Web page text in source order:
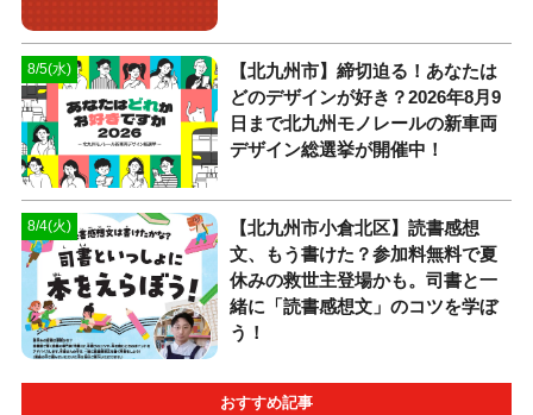
8/5(水)
【北九州市】締切迫る！あなたは
どのデザインが好き？2026年8月9
日まで北九州モノレールの新車両
デザイン総選挙が開催中！
8/4(火)
【北九州市小倉北区】読書感想
文、もう書けた？参加料無料で夏
休みの救世主登場かも。司書と一
緒に「読書感想文」のコツを学ぼ
う！
おすすめ記事